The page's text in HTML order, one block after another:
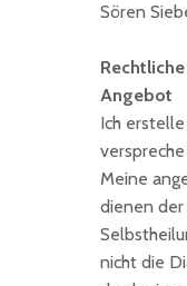
Sören
Angebot
Ich
Meine
dienen
nicht die